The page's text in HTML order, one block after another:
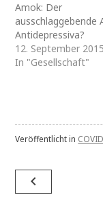
Amok: Der
ausschlaggebende
Antidepressiva?
12. September 2015
In "Gesellschaft"
Veröffentlicht in
navigate_before